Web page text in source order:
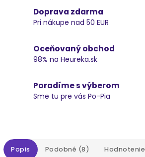
Doprava zdarma
Pri nákupe nad 50 EUR
Oceňovaný obchod
98% na Heureka.sk
Poradíme s výberom
Sme tu pre vás Po-Pia
Popis Podobné (8) Hodnotenie